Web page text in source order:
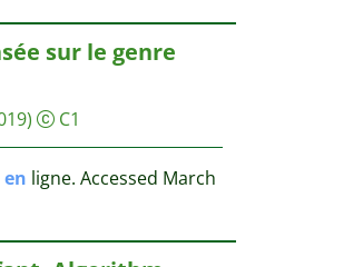
sur le genre
C1
en ligne. Accessed March